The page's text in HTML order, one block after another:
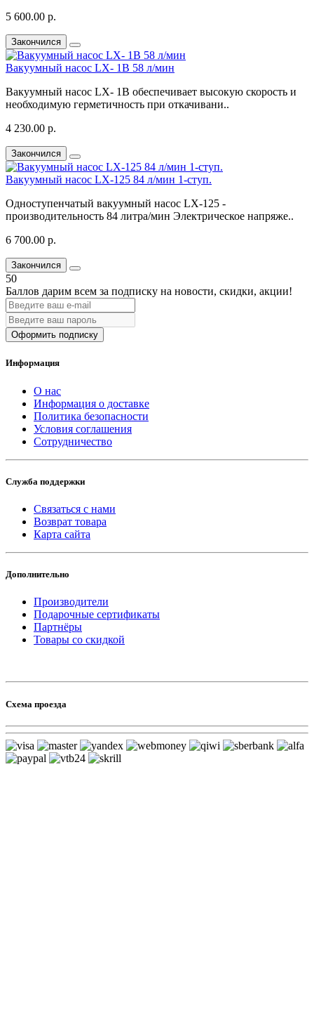
5 600.00 р.
Закончился
Вакуумный насос LX- 1В 58 л/мин
Вакуумный насос LX- 1В обеспечивает высокую скорость и
необходимую герметичность при откачивани..
4 230.00 р.
Закончился
Вакуумный насос LX-125 84 л/мин 1-ступ.
Одноступенчатый вакуумный насос LX-125 -
производительность 84 литра/мин Электрическое напряже..
6 700.00 р.
Закончился
50
Баллов дарим всем за подписку на новости, скидки, акции!
Оформить подписку
Информация
О нас
Информация о доставке
Политика безопасности
Условия соглашения
Сотрудничество
Служба поддержки
Связаться с нами
Возврат товара
Карта сайта
Дополнительно
Производители
Подарочные сертификаты
Партнёры
Товары со скидкой
Схема проезда